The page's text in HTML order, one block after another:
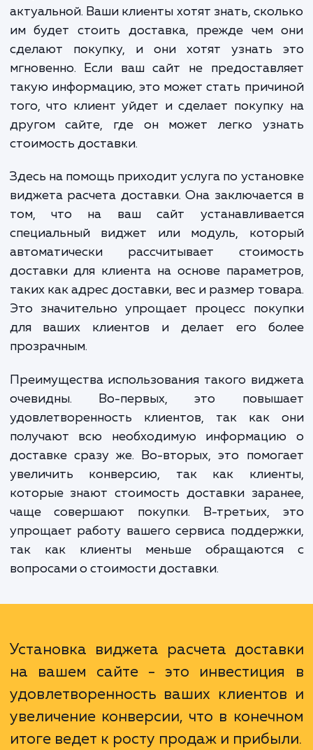
становятся все более популярными,
определения стоимости доставки
потребителей становится все
актуальной. Ваши клиенты хотят знать,
им будет стоить доставка, прежде чем
сделают покупку, и они хотят узнать
мгновенно. Если ваш сайт не
того, что клиент уйдет и сделает
другом сайте, где он может легко
стоимость доставки.
Здесь на помощь приходит услуга по
виджета расчета доставки. Она
том, что на ваш сайт
специальный виджет или модуль,
автоматически рассчитывает
таких как адрес доставки, вес и размер
Это значительно упрощает процесс
для ваших клиентов и делает его
Преимущества использования такого
очевидны. Во-первых, это
удовлетворенность клиентов, так как
получают всю необходимую
доставке сразу же. Во-вторых, это
упрощает работу вашего сервиса
так как клиенты меньше
вопросами о стоимости доставки.